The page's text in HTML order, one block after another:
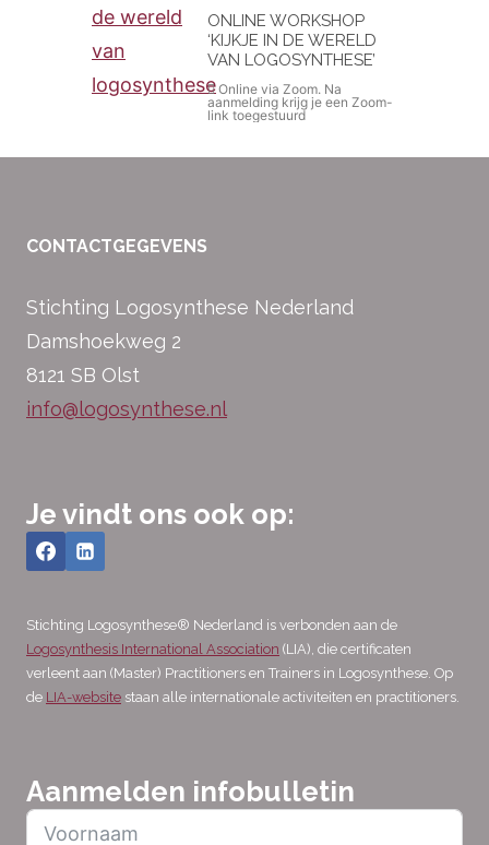
ONLINE WORKSHOP
‘KIJKJE IN DE WERELD
VAN LOGOSYNTHESE’
Online via Zoom. Na
aanmelding krijg je een Zoom-
link toegestuurd
CONTACTGEGEVENS
Stichting Logosynthese Nederland
Damshoekweg 2
8121 SB Olst
info@logosynthese.nl
Je vindt ons ook op:
Stichting Logosynthese® Nederland is verbonden aan de
Logosynthesis International Association (LIA), die certificaten
verleent aan (Master) Practitioners en Trainers in Logosynthese. Op
de LIA-website staan alle internationale activiteiten en practitioners.
Aanmelden infobulletin